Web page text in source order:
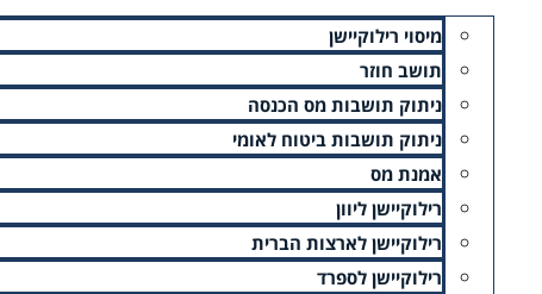
מיסוי רילוקיישן
תושב חוזר
ניתוק תושבות מס הכנסה
ניתוק תושבות ביטוח לאומי
אמנת מס
רילוקיישן ליוון
רילוקיישן לארצות הברית
רילוקיישן לספרד